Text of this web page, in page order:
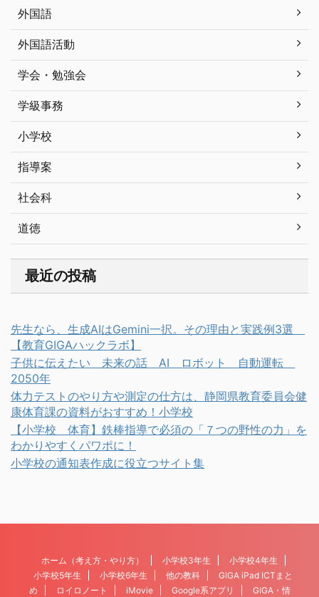
外国語
外国語活動
学会・勉強会
学級事務
小学校
指導案
社会科
道徳
最近の投稿
先生なら、生成AIはGemini一択。その理由と実践例3選
【教育GIGAハックラボ】
子供に伝えたい 未来の話 AI ロボット 自動運転
2050年
体力テストのやり方や測定の仕方は、静岡県教育委員会健
康体育課の資料がおすすめ！小学校
【小学校 体育】鉄棒指導で必須の「７つの野性の力」を
わかりやすくパワポに！
小学校の通知表作成に役立つサイト集
ホーム（考え方・やり方） 小学校3年生
小学校4年生
小学校5年生
小学校6年生 他の教科
GIGA iPad ICTまと
め
ロイロノート iMovie Google系アプリ GIGA・情